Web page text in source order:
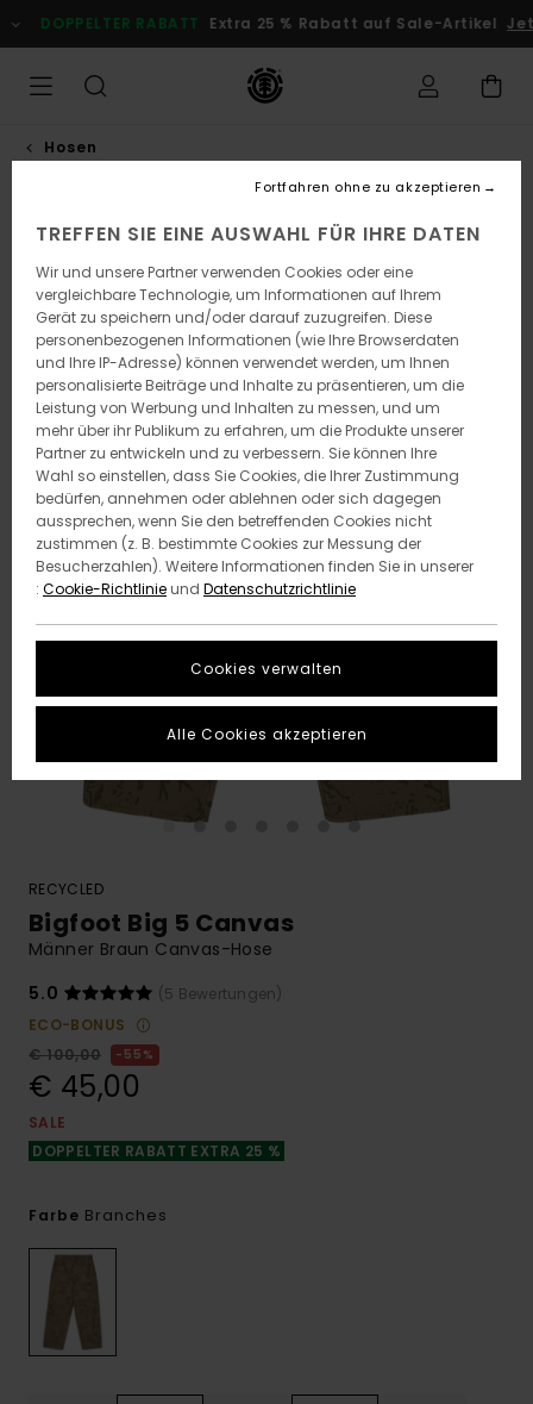
zur
Produktinformation
DOPPELTER RABATT Extra 25 % Rabatt auf Sale-Artikel
Hosen
RECYCLED
Bigfoot Big 5 Canvas
Männer Braun Canvas-Hose
5.0
(5 Bewertungen)
ECO-BONUS
€ 100,00
55%
€ 45,00
SALE
DOPPELTER RABATT EXTRA 25 %
Farbe Branches
TREFFEN SIE EINE AUSWAHL FÜR IHRE DATEN
Wir und unsere Partner verwenden Cookies oder eine
vergleichbare Technologie, um Informationen auf Ihrem
Gerät zu speichern und/oder darauf zuzugreifen. Diese
personenbezogenen Informationen (wie Ihre Browserdaten
und Ihre IP-Adresse) können verwendet werden, um Ihnen
personalisierte Beiträge und Inhalte zu präsentieren, um die
Leistung von Werbung und Inhalten zu messen, und um
mehr über ihr Publikum zu erfahren, um die Produkte unserer
Partner zu entwickeln und zu verbessern. Sie können Ihre
Wahl so einstellen, dass Sie Cookies, die Ihrer Zustimmung
bedürfen, annehmen oder ablehnen oder sich dagegen
aussprechen, wenn Sie den betreffenden Cookies nicht
zustimmen (z. B. bestimmte Cookies zur Messung der
Besucherzahlen). Weitere Informationen finden Sie in unserer
: Cookie-Richtlinieund Datenschutzrichtlinie
Cookies verwalten
Fortfahren ohne zu akzeptieren
Alle Cookies akzeptieren